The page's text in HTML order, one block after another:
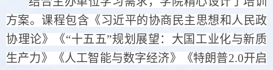
方案。课程包含《习近平的协商民主思想和人民政
协理论》《“十五五”规划展望：大国工业化与新质
生产力》《人工智能与数字经济》《特朗普2.0开启